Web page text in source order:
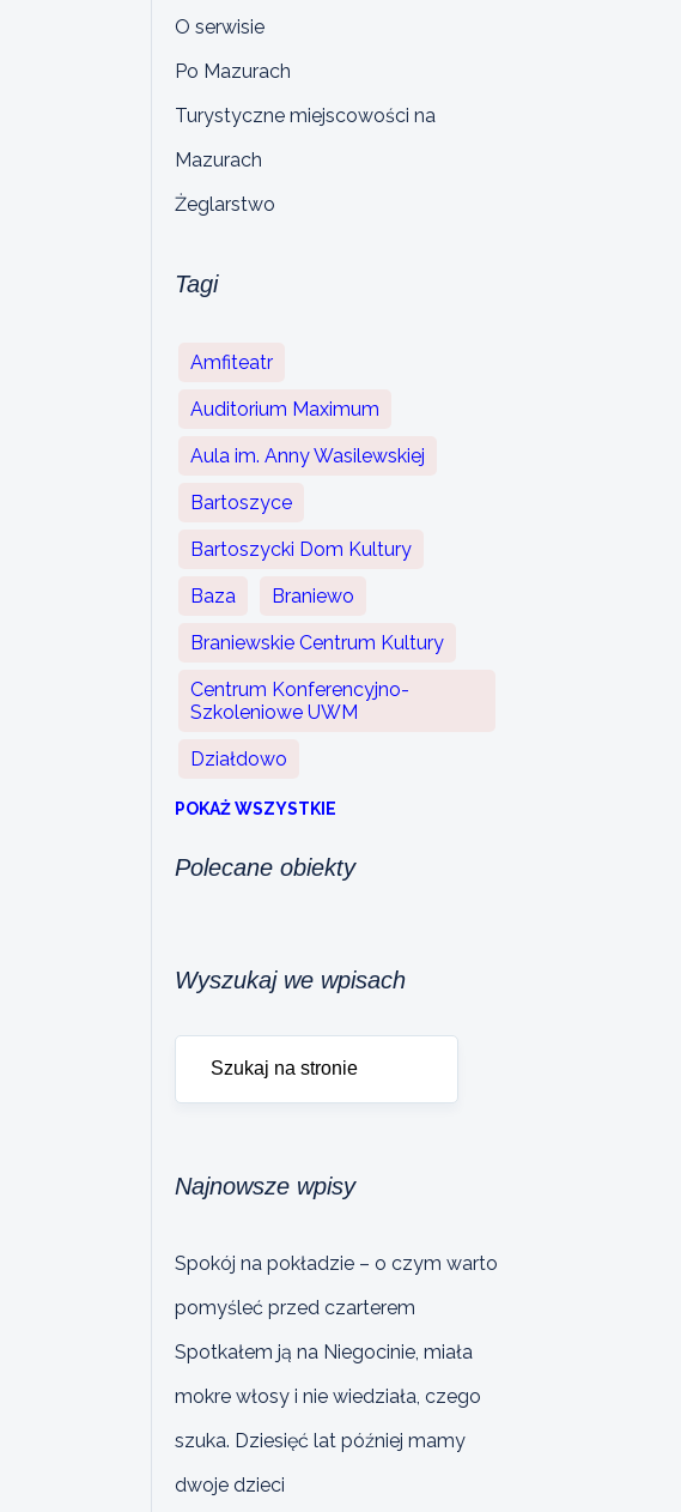
O serwisie
Po Mazurach
Turystyczne miejscowości na
Mazurach
Żeglarstwo
Tagi
Amfiteatr
Auditorium Maximum
Aula im. Anny Wasilewskiej
Bartoszyce
Bartoszycki Dom Kultury
Baza Braniewo
Braniewskie Centrum Kultury
Centrum Konferencyjno-
Szkoleniowe UWM
Działdowo
POKAŻ WSZYSTKIE
Polecane obiekty
Wyszukaj we wpisach
Najnowsze wpisy
Spokój na pokładzie – o czym warto
pomyśleć przed czarterem
Spotkałem ją na Niegocinie, miała
mokre włosy i nie wiedziała, czego
szuka. Dziesięć lat później mamy
dwoje dzieci